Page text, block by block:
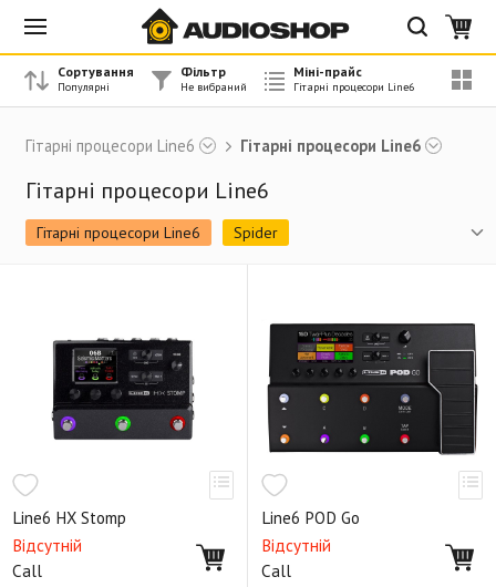
Гітарні процесори Line6 Гітарні процесори Line6
Гітарні процесори Line6
Гітарні процесори Line6
Spider
Педали эффектов. Серия Tonecore
Моделирующие педалборды. Серия М
Гитарные процессоры POD
Адаптери живлення
Line6 HX Stomp
Відсутній
Call
Line6 POD Go
Відсутній
Call
Сортування Фільтр Міні-прайс